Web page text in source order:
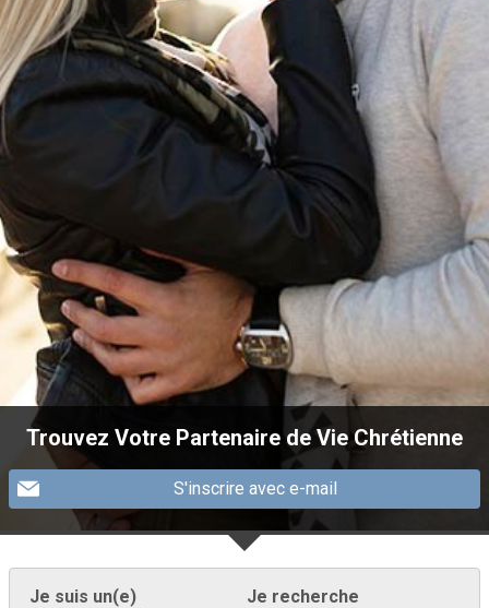
Trouvez Votre Partenaire de Vie Chrétienne
S'inscrire avec e-mail
Je suis un(e) Je recherche